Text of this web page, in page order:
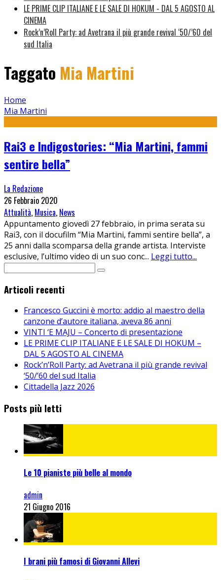
LE PRIME CLIP ITALIANE E LE SALE DI HOKUM - DAL 5 AGOSTO AL
CINEMA
Rock’n’Roll Party: ad Avetrana il più grande revival ‘50/’60 del
sud Italia
Taggato Mia Martini
Home
Mia Martini
Rai3 e Indigostories: “Mia Martini, fammi
sentire bella”
La Redazione
26 Febbraio 2020
Attualità, Musica, News
Appuntamento giovedì 27 febbraio, in prima serata su
Rai3, con il docufilm “Mia Martini, fammi sentire bella”, a
25 anni dalla scomparsa della grande artista. Interviste
esclusive, l’ultimo video di un suo conc... Leggi tutto...
Articoli recenti
Francesco Guccini è morto: addio al maestro della
canzone d’autore italiana, aveva 86 anni
VINTI ‘E MAJU – Concerto di presentazione
LE PRIME CLIP ITALIANE E LE SALE DI HOKUM –
DAL 5 AGOSTO AL CINEMA
Rock’n’Roll Party: ad Avetrana il più grande revival
‘50/’60 del sud Italia
Cittadella Jazz 2026
Posts più letti
Le 10 pianiste più belle al mondo
admin
21 Giugno 2016
I brani più famosi di Giovanni Allevi